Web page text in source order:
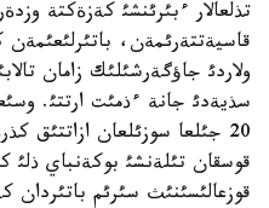
تذلعالار ءبئرئنشئ كةزةكتة
قاسيةتتةرئمةن،
ولاردئ جاؤگةرشئلئك زامان
سذيةدئ جانة ءذمئت ارتتئ.
20 جئلعا سوزئلعان ازاتتئق
قوسقان تئلةنشئ بوكةنباي ذلئ
قوزعالئسئنئث سئرئم باتئردان